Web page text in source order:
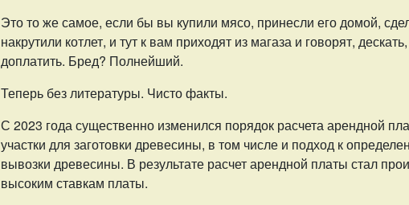
Это то же самое, если бы вы купили мясо, принесли его домой,
накрутили котлет, и тут к вам приходят из магаза и говорят,
доплатить. Бред? Полнейший.
Теперь без литературы. Чисто факты.
С 2023 года существенно изменился порядок расчета арендной
участки для заготовки древесины, в том числе и подход к
вывозки древесины. В результате расчет арендной платы стал
высоким ставкам платы.